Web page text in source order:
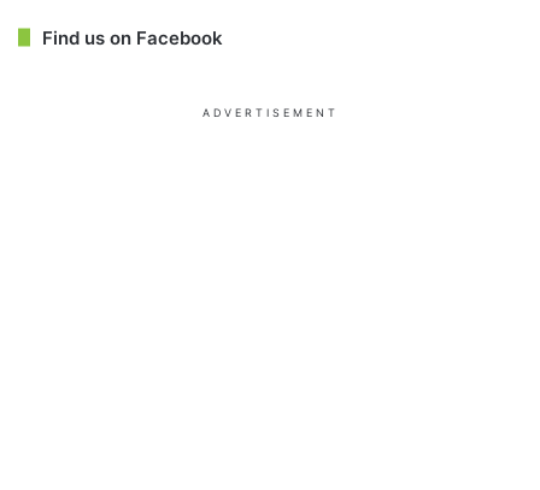
Find us on Facebook
ADVERTISEMENT